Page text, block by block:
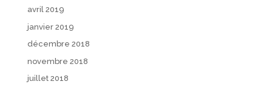
avril 2019
janvier 2019
décembre 2018
novembre 2018
juillet 2018